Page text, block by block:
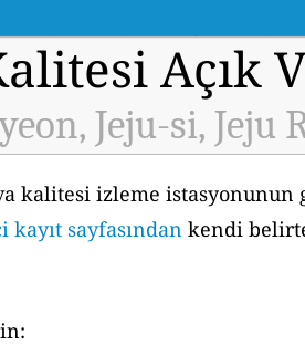
Açık
Jeju-si, Jeju
kalitesi izleme
sayfasından kendi